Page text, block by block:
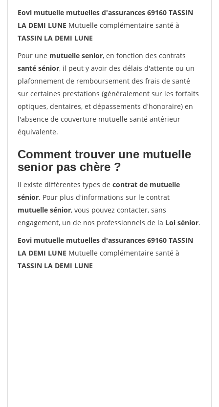
Eovi mutuelle mutuelles d'assurances 69160 TASSIN
LA DEMI LUNE Mutuelle complémentaire santé à
TASSIN LA DEMI LUNE
Pour une mutuelle senior, en fonction des contrats
santé sénior, il peut y avoir des délais d'attente ou un
plafonnement de remboursement des frais de santé
sur certaines prestations (généralement sur les forfaits
optiques, dentaires, et dépassements d'honoraire) en
l'absence de couverture mutuelle santé antérieur
équivalente.
Comment trouver une mutuelle
senior pas chère ?
Il existe différentes types de contrat de mutuelle
sénior. Pour plus d'informations sur le contrat
mutuelle sénior, vous pouvez contacter, sans
engagement, un de nos professionnels de la Loi sénior.
Eovi mutuelle mutuelles d'assurances 69160 TASSIN
LA DEMI LUNE Mutuelle complémentaire santé à
TASSIN LA DEMI LUNE